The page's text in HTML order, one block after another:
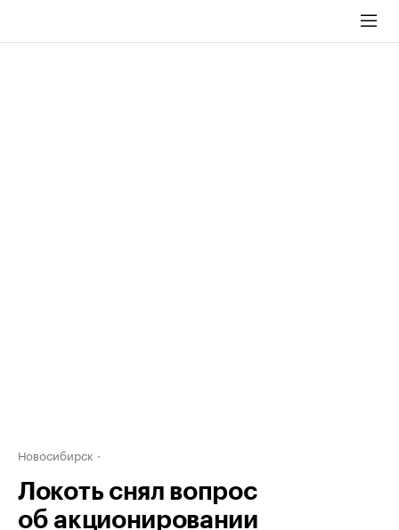
Новосибирск
Локоть снял вопрос
об акционировании